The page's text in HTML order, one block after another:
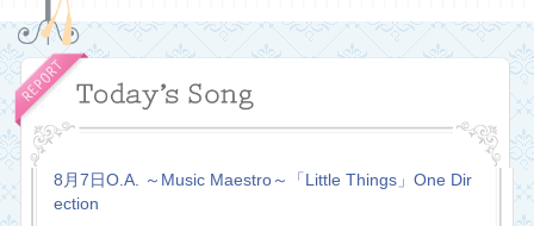
8月7日O.A. ～Music Maestro～「Little Things」One Dir
ection